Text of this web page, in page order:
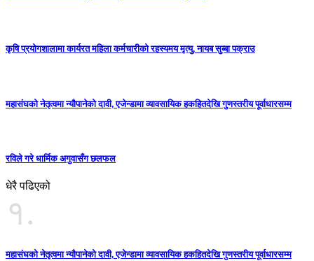
कृषि प्रयोगशालामा कार्यरत महिला कर्मचारीको रहस्यमय मृत्यु, नायब सुब्बा पक्राउ
महासंघको नेतृत्वमा न्यौपानेको दावी, एजेन्डामा व्यावसायिक हकहितदेखि गुणस्तरीय पूर्वाधारसम्म
रविले गरे धार्मिक अगुवासँग छलफल
धेरै पढिएको
१.
महासंघको नेतृत्वमा न्यौपानेको दावी, एजेन्डामा व्यावसायिक हकहितदेखि गुणस्तरीय पूर्वाधारसम्म